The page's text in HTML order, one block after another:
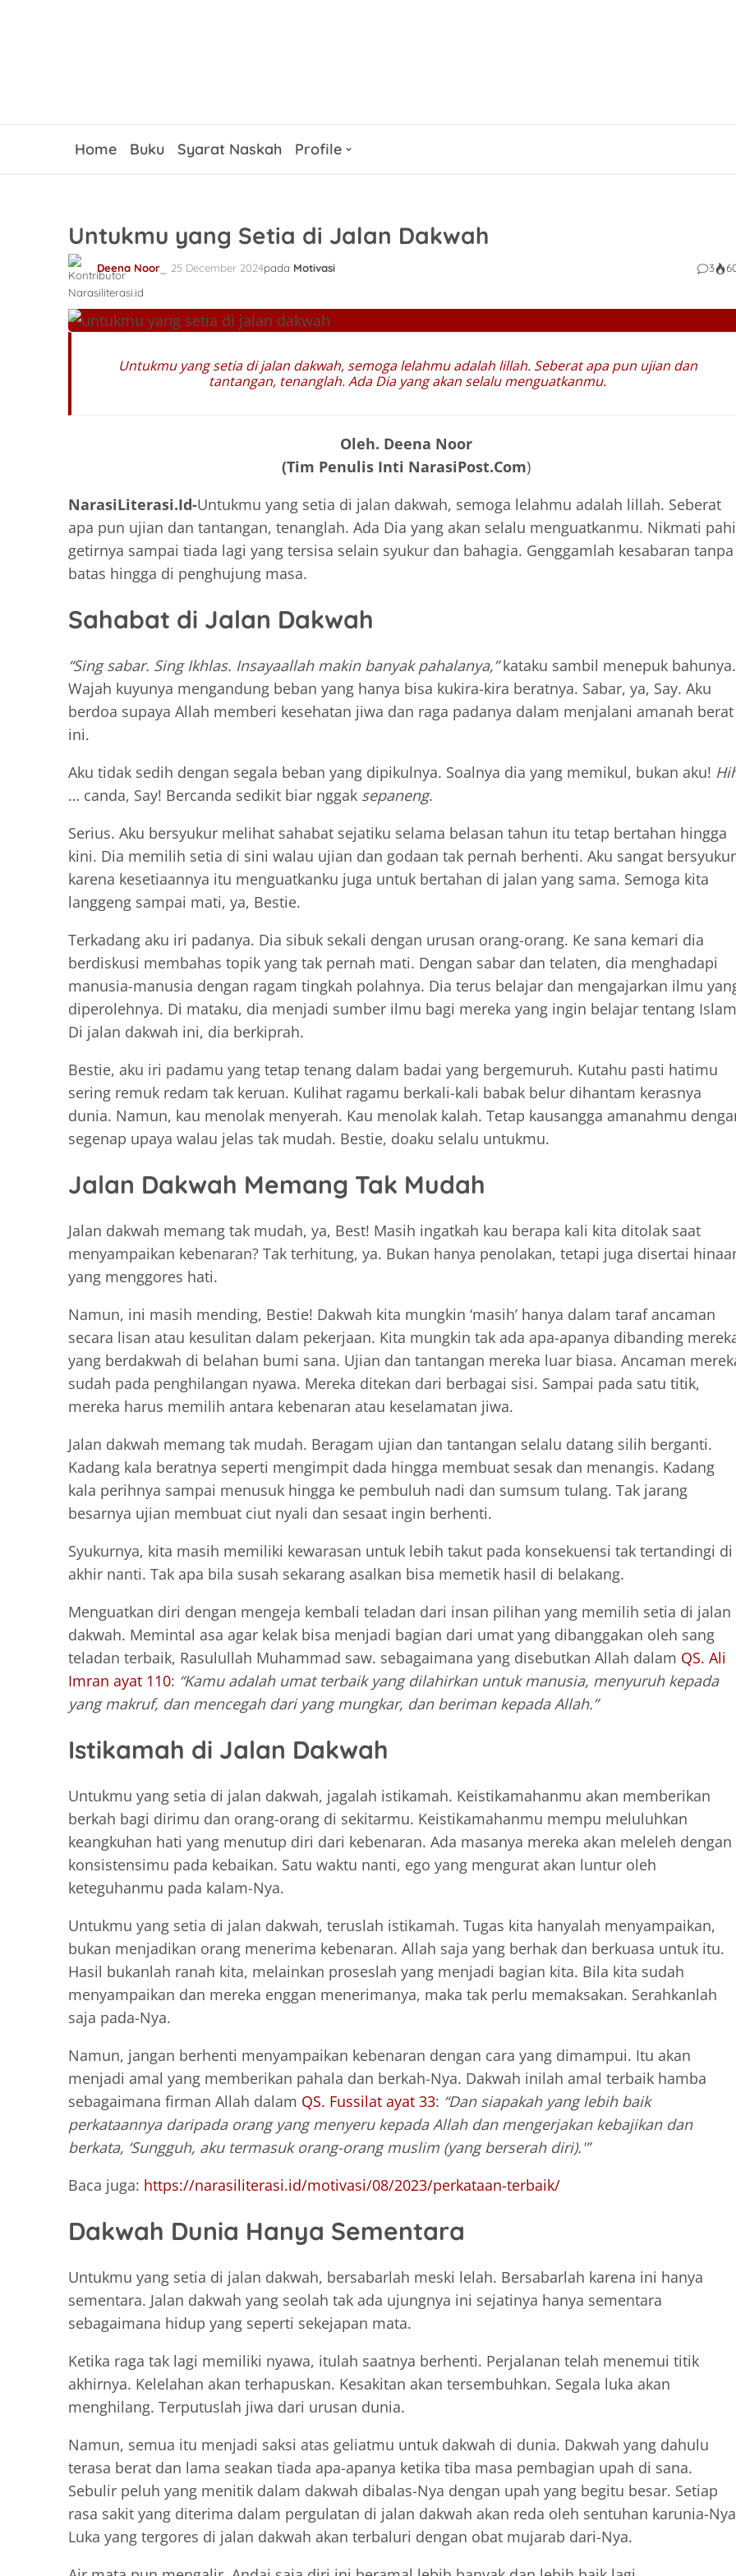
Home Buku Syarat Naskah Profile
Untukmu yang Setia di Jalan Dakwah
Deena Noor 25 December 2024pada Motivasi 3
Untukmu yang setia di jalan dakwah, semoga lelahmu adalah lillah. Seberat apa pun ujian dan
tantangan, tenanglah. Ada Dia yang akan selalu menguatkanmu.
Oleh. Deena Noor
(Tim Penulis Inti NarasiPost.Com)
NarasiLiterasi.Id-Untukmu yang setia di jalan dakwah, semoga lelahmu adalah lillah. Seberat
apa pun ujian dan tantangan, tenanglah. Ada Dia yang akan selalu menguatkanmu. Nikmati
getirnya sampai tiada lagi yang tersisa selain syukur dan bahagia. Genggamlah kesabaran tanpa
batas hingga di penghujung masa.
Sahabat di Jalan Dakwah
“Sing sabar. Sing Ikhlas. Insayaallah makin banyak pahalanya,”kataku sambil menepuk bahunya.
Wajah kuyunya mengandung beban yang hanya bisa kukira-kira beratnya. Sabar, ya, Say. Aku
berdoa supaya Allah memberi kesehatan jiwa dan raga padanya dalam menjalani amanah berat
ini.
Aku tidak sedih dengan segala beban yang dipikulnya. Soalnya dia yang memikul, bukan aku!
… canda, Say! Bercanda sedikit biar nggak sepaneng.
Serius. Aku bersyukur melihat sahabat sejatiku selama belasan tahun itu tetap bertahan hingga
kini. Dia memilih setia di sini walau ujian dan godaan tak pernah berhenti. Aku sangat bersyukur
karena kesetiaannya itu menguatkanku juga untuk bertahan di jalan yang sama. Semoga kita
langgeng sampai mati, ya, Bestie.
Terkadang aku iri padanya. Dia sibuk sekali dengan urusan orang-orang. Ke sana kemari dia
berdiskusi membahas topik yang tak pernah mati. Dengan sabar dan telaten, dia menghadapi
manusia-manusia dengan ragam tingkah polahnya. Dia terus belajar dan mengajarkan ilmu
diperolehnya. Di mataku, dia menjadi sumber ilmu bagi mereka yang ingin belajar tentang
Di jalan dakwah ini, dia berkiprah.
Bestie, aku iri padamu yang tetap tenang dalam badai yang bergemuruh. Kutahu pasti hatimu
sering remuk redam tak keruan. Kulihat ragamu berkali-kali babak belur dihantam kerasnya
dunia. Namun, kau menolak menyerah. Kau menolak kalah. Tetap kausangga amanahmu
segenap upaya walau jelas tak mudah. Bestie, doaku selalu untukmu.
Jalan Dakwah Memang Tak Mudah
Jalan dakwah memang tak mudah, ya, Best! Masih ingatkah kau berapa kali kita ditolak saat
menyampaikan kebenaran? Tak terhitung, ya. Bukan hanya penolakan, tetapi juga disertai
yang menggores hati.
Namun, ini masih mending, Bestie! Dakwah kita mungkin ‘masih’ hanya dalam taraf ancaman
secara lisan atau kesulitan dalam pekerjaan. Kita mungkin tak ada apa-apanya dibanding
yang berdakwah di belahan bumi sana. Ujian dan tantangan mereka luar biasa. Ancaman
sudah pada penghilangan nyawa. Mereka ditekan dari berbagai sisi. Sampai pada satu titik,
mereka harus memilih antara kebenaran atau keselamatan jiwa.
Jalan dakwah memang tak mudah. Beragam ujian dan tantangan selalu datang silih berganti.
Kadang kala beratnya seperti mengimpit dada hingga membuat sesak dan menangis. Kadang
kala perihnya sampai menusuk hingga ke pembuluh nadi dan sumsum tulang. Tak jarang
besarnya ujian membuat ciut nyali dan sesaat ingin berhenti.
Syukurnya, kita masih memiliki kewarasan untuk lebih takut pada konsekuensi tak tertandingi di
akhir nanti. Tak apa bila susah sekarang asalkan bisa memetik hasil di belakang.
Menguatkan diri dengan mengeja kembali teladan dari insan pilihan yang memilih setia di jalan
dakwah. Memintal asa agar kelak bisa menjadi bagian dari umat yang dibanggakan oleh sang
teladan terbaik, Rasulullah Muhammad saw. sebagaimana yang disebutkan Allah dalam QS. Ali
Imran ayat 110: “Kamu adalah umat terbaik yang dilahirkan untuk manusia, menyuruh kepada
yang makruf, dan mencegah dari yang mungkar, dan beriman kepada Allah.”
Istikamah di Jalan Dakwah
Untukmu yang setia di jalan dakwah, jagalah istikamah. Keistikamahanmu akan memberikan
berkah bagi dirimu dan orang-orang di sekitarmu. Keistikamahanmu mempu meluluhkan
keangkuhan hati yang menutup diri dari kebenaran. Ada masanya mereka akan meleleh dengan
konsistensimu pada kebaikan. Satu waktu nanti, ego yang mengurat akan luntur oleh
keteguhanmu pada kalam-Nya.
Untukmu yang setia di jalan dakwah, teruslah istikamah. Tugas kita hanyalah menyampaikan,
bukan menjadikan orang menerima kebenaran. Allah saja yang berhak dan berkuasa untuk itu.
Hasil bukanlah ranah kita, melainkan proseslah yang menjadi bagian kita. Bila kita sudah
menyampaikan dan mereka enggan menerimanya, maka tak perlu memaksakan. Serahkanlah
saja pada-Nya.
Namun, jangan berhenti menyampaikan kebenaran dengan cara yang dimampui. Itu akan
menjadi amal yang memberikan pahala dan berkah-Nya. Dakwah inilah amal terbaik hamba
sebagaimana firman Allah dalam QS. Fussilat ayat 33: “Dan siapakah yang lebih baik
perkataannya daripada orang yang menyeru kepada Allah dan mengerjakan kebajikan dan
berkata, ‘Sungguh, aku termasuk orang-orang muslim (yang berserah diri).'”
Baca juga: https://narasiliterasi.id/motivasi/08/2023/perkataan-terbaik/
Dakwah Dunia Hanya Sementara
Untukmu yang setia di jalan dakwah, bersabarlah meski lelah. Bersabarlah karena ini hanya
sementara. Jalan dakwah yang seolah tak ada ujungnya ini sejatinya hanya sementara
sebagaimana hidup yang seperti sekejapan mata.
Ketika raga tak lagi memiliki nyawa, itulah saatnya berhenti. Perjalanan telah menemui titik
akhirnya. Kelelahan akan terhapuskan. Kesakitan akan tersembuhkan. Segala luka akan
menghilang. Terputuslah jiwa dari urusan dunia.
Namun, semua itu menjadi saksi atas geliatmu untuk dakwah di dunia. Dakwah yang dahulu
terasa berat dan lama seakan tiada apa-apanya ketika tiba masa pembagian upah di sana.
Sebulir peluh yang menitik dalam dakwah dibalas-Nya dengan upah yang begitu besar. Setiap
rasa sakit yang diterima dalam pergulatan di jalan dakwah akan reda oleh sentuhan karunia-
Luka yang tergores di jalan dakwah akan terbaluri dengan obat mujarab dari-Nya.